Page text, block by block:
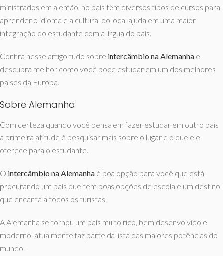
ministrados em alemão, no país tem diversos tipos de cursos para
aprender o idioma e a cultural do local ajuda em uma maior
integração do estudante com a língua do país.
Confira nesse artigo tudo sobre intercâmbio na Alemanha e
descubra melhor como você pode estudar em um dos melhores
países da Europa.
Sobre Alemanha
Com certeza quando você pensa em fazer estudar em outro país
a primeira atitude é pesquisar mais sobre o lugar e o que ele
oferece para o estudante.
O intercâmbio na Alemanha é boa opção para você que está
procurando um país que tem boas opções de escola e um destino
que encanta a todos os turistas.
A Alemanha se tornou um país muito rico, bem desenvolvido e
moderno, atualmente faz parte da lista das maiores potências do
mundo.